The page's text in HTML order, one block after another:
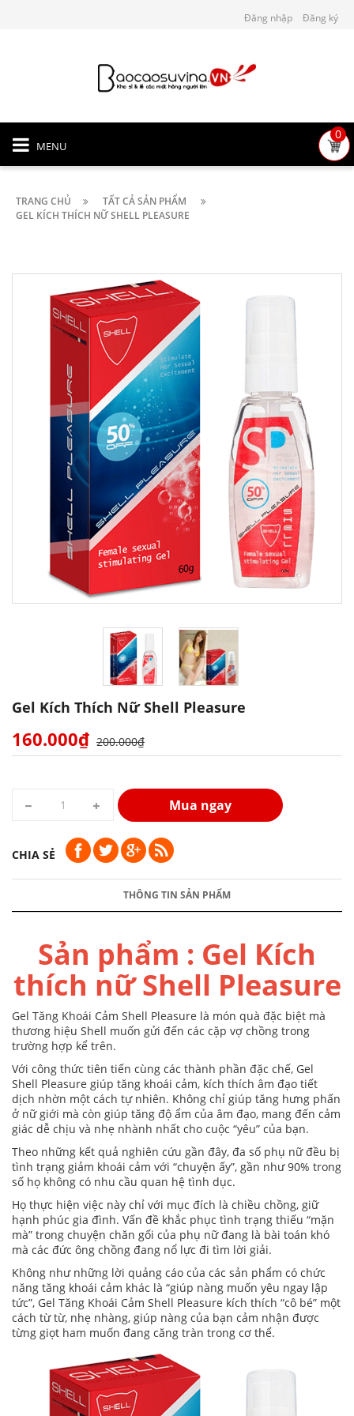
Đăng nhập Đăng ký
MENU
0
TRANG CHỦ
TẤT CẢ SẢN PHẨM
GEL KÍCH THÍCH NỮ SHELL PLEASURE
Gel Kích Thích Nữ Shell Pleasure
160.000₫ 200.000₫
Mua ngay
CHIA SẺ
THÔNG TIN SẢN PHẨM
Sản phẩm : Gel Kích
thích nữ Shell Pleasure
Gel Tăng Khoái Cảm Shell Pleasure là món quà đặc biệt mà
thương hiệu Shell muốn gửi đến các cặp vợ chồng trong
trường hợp kể trên.
Với công thức tiên tiến cùng các thành phần đặc chế, Gel
Shell Pleasure giúp tăng khoái cảm, kích thích âm đạo tiết
dịch nhờn một cách tự nhiên. Không chỉ giúp tăng hưng phấn
ở nữ giới mà còn giúp tăng độ ẩm của âm đạo, mang đến cảm
giác dễ chịu và nhẹ nhành nhất cho cuộc “yêu” của bạn.
Theo những kết quả nghiên cứu gần đây, đa số phụ nữ đều bị
tình trạng giảm khoái cảm với “chuyện ấy”, gần như 90% trong
số họ không có nhu cầu quan hệ tình dục.
Họ thực hiện việc này chỉ với mục đích là chiều chồng, giữ
hạnh phúc gia đình. Vấn đề khắc phục tình trạng thiếu “mặn
mà” trong chuyện chăn gối của phụ nữ đang là bài toán khó
mà các đức ông chồng đang nổ lực đi tìm lời giải.
Không như những lời quảng cáo của các sản phẩm có chức
năng tăng khoái cảm khác là “giúp nàng muốn yêu ngay lập
tức”, Gel Tăng Khoái Cảm Shell Pleasure kích thích “cô bé” một
cách từ từ, nhẹ nhàng, giúp nàng của bạn cảm nhận được
từng giọt ham muốn đang căng tràn trong cơ thể.